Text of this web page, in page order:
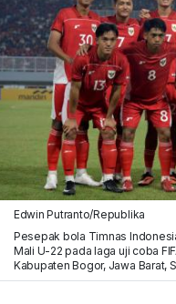
Edwin Putranto/Republika
Pesepak bola Timnas
Mali U-22 pada laga uji coba
Kabupaten Bogor, Jawa Barat,